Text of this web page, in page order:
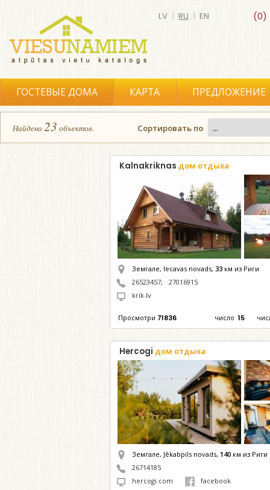
(0)
LV | RU | EN
ГОСТЕВЫЕ ДОМА КАРТА ПРЕДЛОЖЕНИЕ
Найдено 23 объектов. Сортировать по
Kalnakriknas дом отдыха
Земгале, Iecavas novads, 33 км из Риги
26523457;
27016915
krik.lv
Просмотри 71836 число 15
Hercogi дом отдыха
Земгале, Jēkabpils novads, 140 км из Риги
26714185
hercogi.com
facebook